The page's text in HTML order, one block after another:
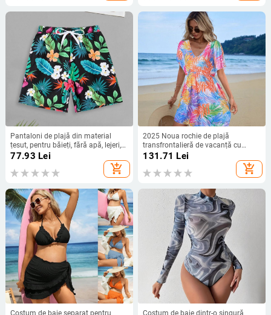
Pantaloni de plajă din material
țesut, pentru băieți, fără apă, lejeri,
cu uscare rapidă, cu cinci puncte,
pantaloni scurți de vacanță la mare
77.93 Lei
add_shopping_cart
2025 Noua rochie de plajă
transfrontalieră de vacanță cu
decolteu în V, mâneci scurte, talie
eșalonată, frunze imprimate, bikini
cu protecție solară, bluză
131.71 Lei
add_shopping_cart
Costum de baie separat pentru
Costum de baie dintr-o singură